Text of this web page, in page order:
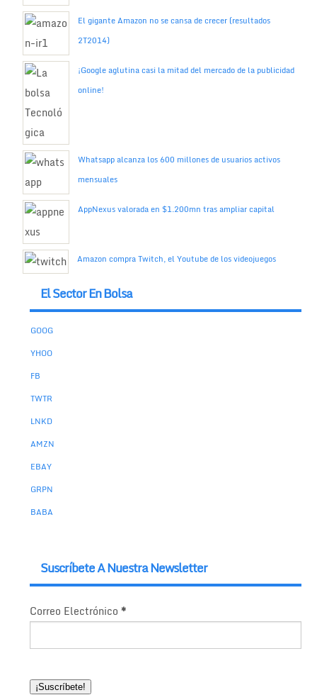
El gigante Amazon no se cansa de crecer (resultados
2T2014)
¡Google aglutina casi la mitad del mercado de la publicidad
online!
Whatsapp alcanza los 600 millones de usuarios activos
mensuales
AppNexus valorada en $1.200mn tras ampliar capital
Amazon compra Twitch, el Youtube de los videojuegos
El Sector En Bolsa
GOOG
YHOO
FB
TWTR
LNKD
AMZN
EBAY
GRPN
BABA
Suscríbete A Nuestra Newsletter
Correo Electrónico *